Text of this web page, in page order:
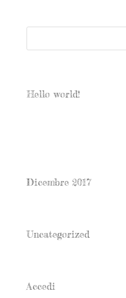
Hello world!
Dicembre 2017
Uncategorized
Accedi